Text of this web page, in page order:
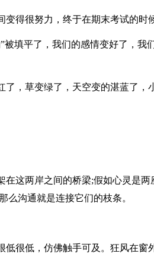
很努力，终于在期末考试的时
平了，我们的感情变好了，我
，草变绿了，天空变的湛蓝了，
这两岸之间的桥梁;假如心灵是两
么沟通就是连接它们的枝条。
很低，仿佛触手可及。狂风在窗